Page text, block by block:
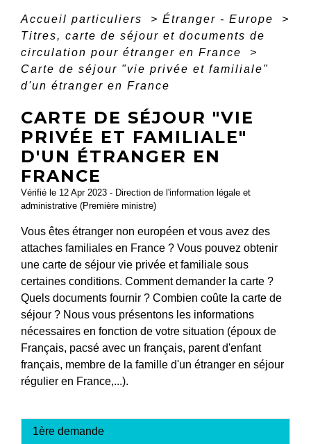
Accueil particuliers > Étranger - Europe
>
Titres, carte de séjour et documents de
circulation pour étranger en France
>
Carte de séjour "vie privée et familiale"
d'un étranger en France
CARTE DE SÉJOUR "VIE
PRIVÉE ET FAMILIALE"
D'UN ÉTRANGER EN
FRANCE
Vérifié le 12 Apr 2023 - Direction de l'information légale et
administrative (Première ministre)
Vous êtes étranger non européen et vous avez des
attaches familiales en France ? Vous pouvez obtenir
une carte de séjour vie privée et familiale sous
certaines conditions. Comment demander la carte ?
Quels documents fournir ? Combien coûte la carte de
séjour ? Nous vous présentons les informations
nécessaires en fonction de votre situation (époux de
Français, pacsé avec un français, parent d'enfant
français, membre de la famille d'un étranger en séjour
régulier en France,...).
1ère demande